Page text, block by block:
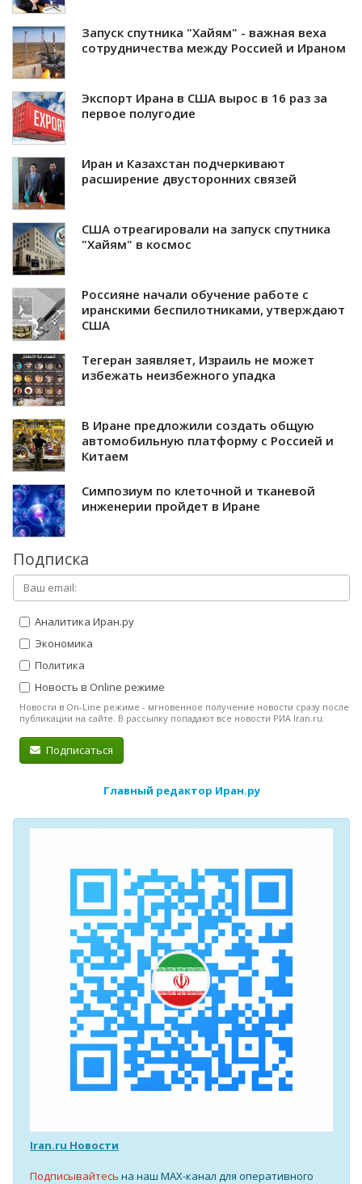
Запуск спутника "Хайям" - важная веха
сотрудничества между Россией и Ираном
Экспорт Ирана в США вырос в 16 раз за
первое полугодие
Иран и Казахстан подчеркивают
расширение двусторонних связей
США отреагировали на запуск спутника
"Хайям" в космос
Россияне начали обучение работе с
иранскими беспилотниками, утверждают
США
Тегеран заявляет, Израиль не может
избежать неизбежного упадка
В Иране предложили создать общую
автомобильную платформу с Россией и
Китаем
Симпозиум по клеточной и тканевой
инженерии пройдет в Иране
Подписка
Аналитика Иран.ру
Экономика
Политика
Новость в Online режиме
Новости в On-Line режиме - мгновенное получение новости сразу после
публикации на сайте. В рассылку попадают все новости РИА Iran.ru.
Подписаться
Главный редактор Иран.ру
Iran.ru Новости
Подписывайтесь на наш MAX-канал для оперативного